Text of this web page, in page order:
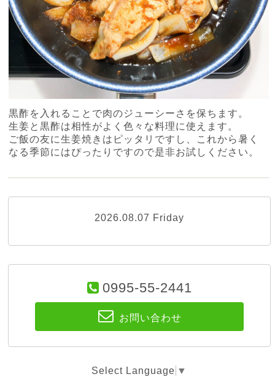
黒酢を入れることで肉のジューシーさを保ちます。
生姜と黒酢は相性がよく色々な料理に使えます。
ご飯の友に生姜焼きはピッタリですし、これから暑く
なる季節にはぴったりですので是非お試しください。
2026.08.07 Friday
0995-55-2441
お問い合わせ
Select Language ▼